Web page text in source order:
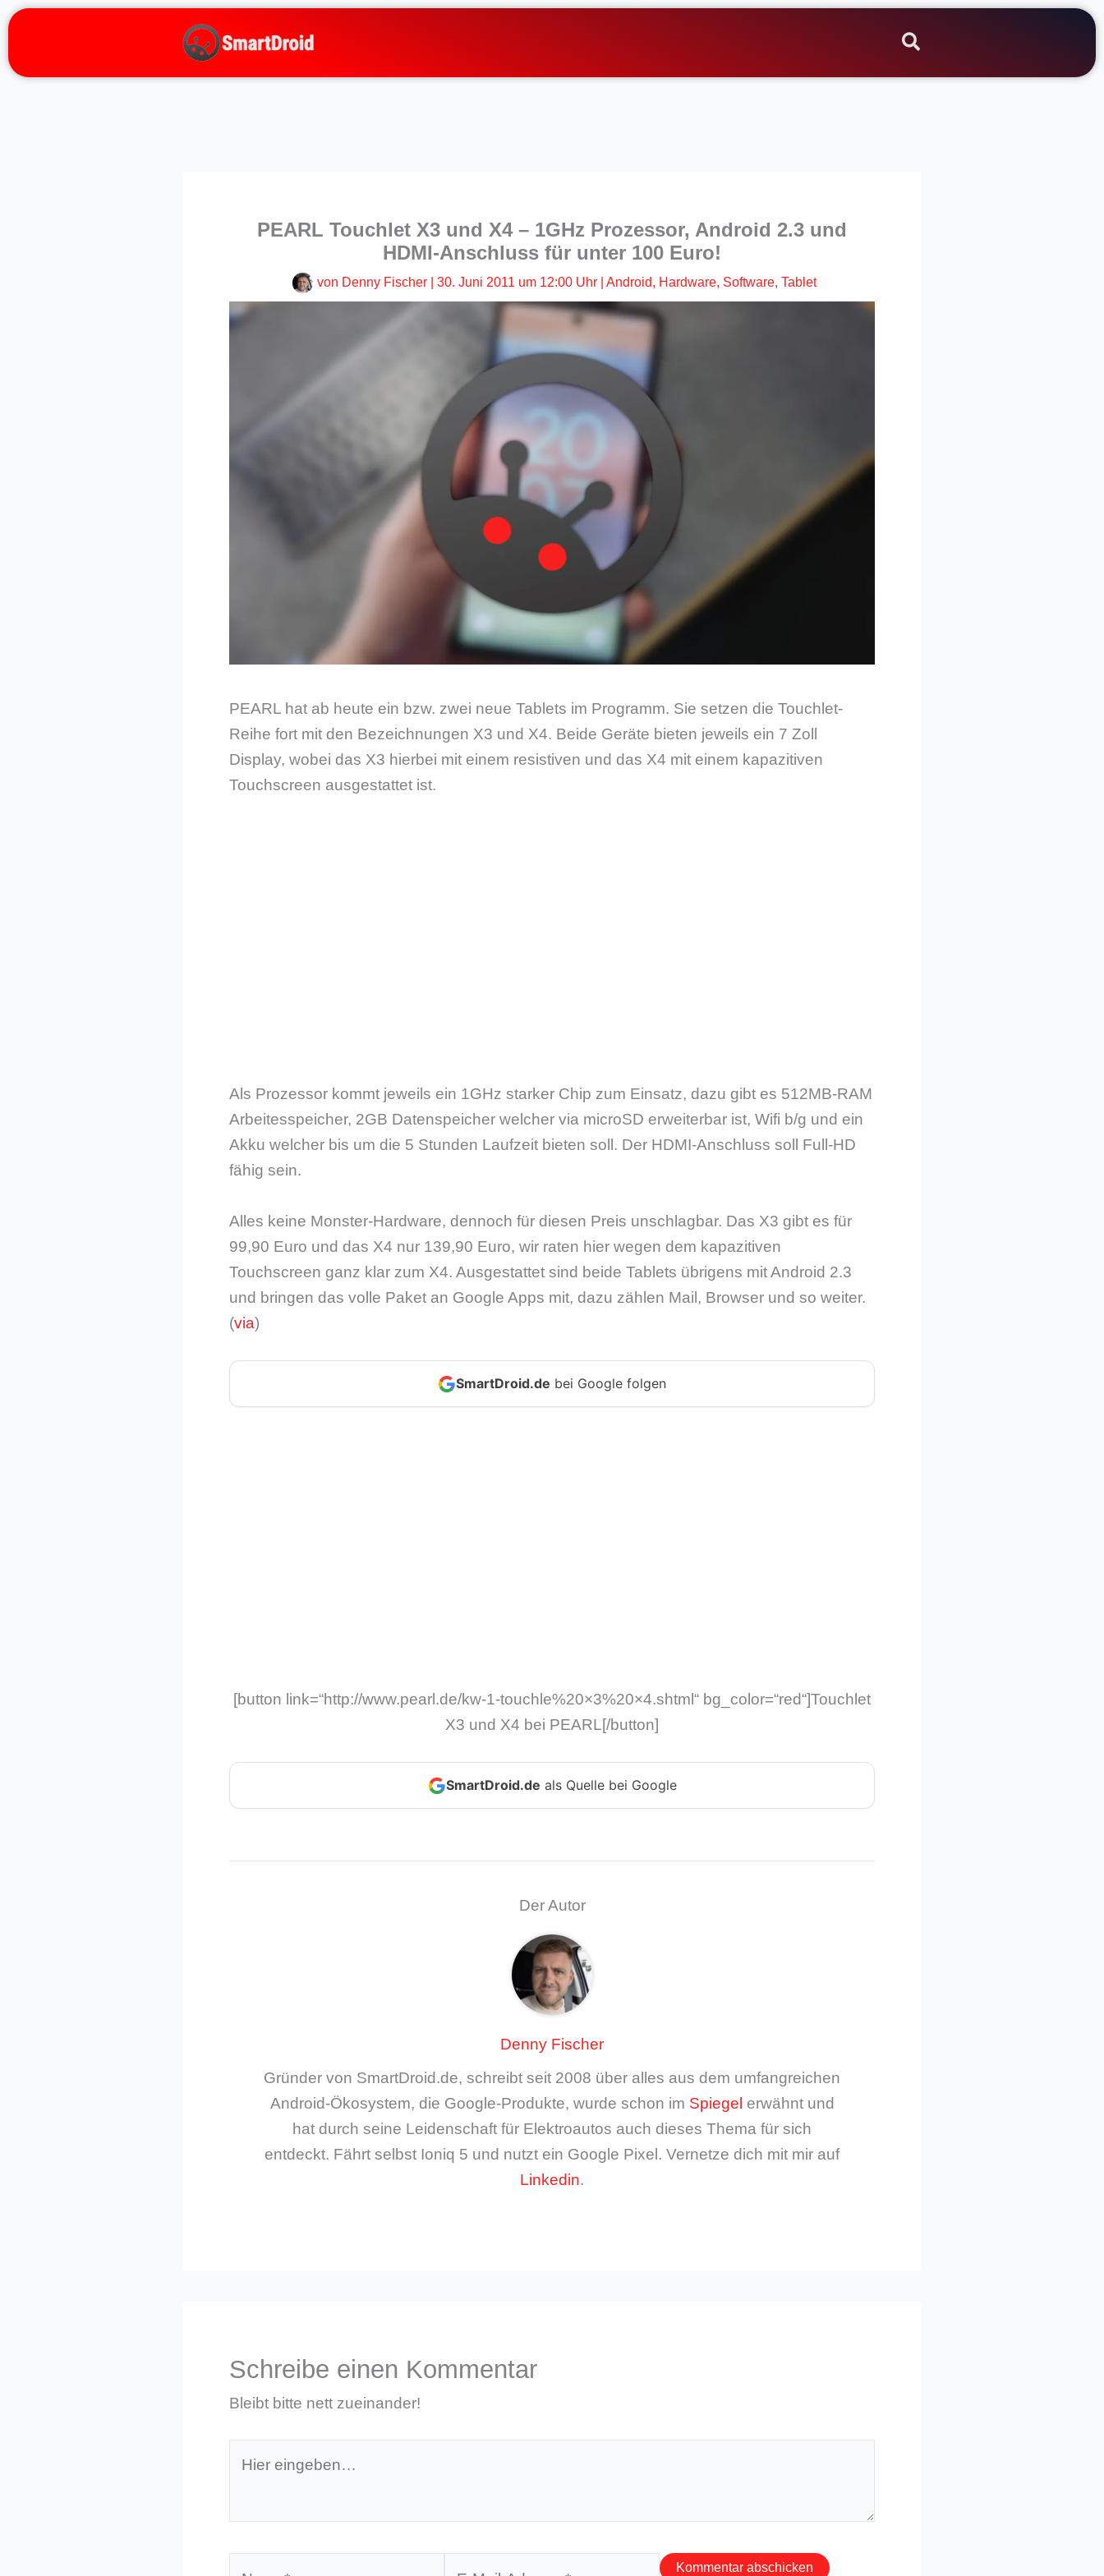
Zum
springen
PEARL Touchlet X3 und X4 – 1GHz Prozessor, Android 2.3 und
HDMI-Anschluss für unter 100 Euro!
von Denny Fischer 30. Juni 2011 um 12:00 Uhr| Android, Hardware, Software, Tablet
PEARL hat ab heute ein bzw. zwei neue Tablets im Programm. Sie setzen die Touchlet-
Reihe fort mit den Bezeichnungen X3 und X4. Beide Geräte bieten jeweils ein 7 Zoll
Display, wobei das X3 hierbei mit einem resistiven und das X4 mit einem kapazitiven
Touchscreen ausgestattet ist.
Als Prozessor kommt jeweils ein 1GHz starker Chip zum Einsatz, dazu gibt es 512MB-RAM
Arbeitesspeicher, 2GB Datenspeicher welcher via microSD erweiterbar ist, Wifi b/g und ein
Akku welcher bis um die 5 Stunden Laufzeit bieten soll. Der HDMI-Anschluss soll Full-HD
fähig sein.
Alles keine Monster-Hardware, dennoch für diesen Preis unschlagbar. Das X3 gibt es für
99,90 Euro und das X4 nur 139,90 Euro, wir raten hier wegen dem kapazitiven
Touchscreen ganz klar zum X4. Ausgestattet sind beide Tablets übrigens mit Android 2.3
und bringen das volle Paket an Google Apps mit, dazu zählen Mail, Browser und so weiter.
(via)
SmartDroid.de bei Google folgen
[button link=“http://www.pearl.de/kw-1-touchle%20×3%20×4.shtml“ bg_color=“red“]Touchlet
X3 und X4 bei PEARL[/button]
SmartDroid.de als Quelle bei Google
Der Autor
Denny Fischer
Gründer von SmartDroid.de, schreibt seit 2008 über alles aus dem umfangreichen
Android-Ökosystem, die Google-Produkte, wurde schon im Spiegel erwähnt und
hat durch seine Leidenschaft für Elektroautos auch dieses Thema für sich
entdeckt. Fährt selbst Ioniq 5 und nutzt ein Google Pixel. Vernetze dich mit mir auf
Linkedin.
Schreibe einen Kommentar
Bleibt bitte nett zueinander!
eingeben…